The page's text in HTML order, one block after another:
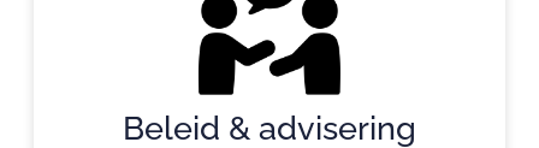
Beleid & advisering